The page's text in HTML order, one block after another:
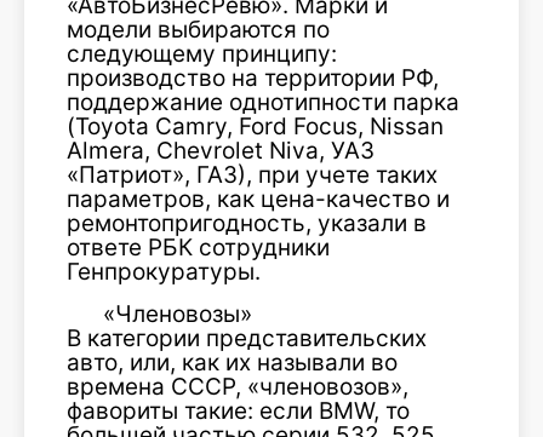
модели выбираются по
следующему принципу:
производство на территории РФ,
поддержание однотипности парка
(Toyota Camry, Ford Focus, Nissan
Almera, Chevrolet Niva, УАЗ
«Патриот», ГАЗ), при учете таких
параметров, как цена-качество и
ремонтопригодность, указали в
ответе РБК сотрудники
Генпрокуратуры.
«Членовозы»
В категории представительских
авто, или, как их называли во
времена СССР, «членовозов»,
фавориты такие: если BMW, то